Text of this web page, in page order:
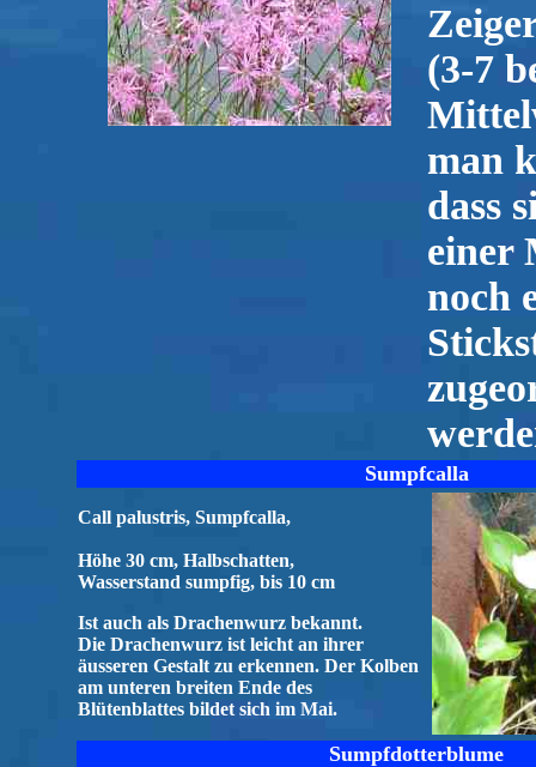
(3-7
man
dass
einer
noch
Sumpfcalla
Call palustris, Sumpfcalla,
Höhe 30 cm, Halbschatten,
Wasserstand sumpfig, bis 10 cm
Ist auch als Drachenwurz bekannt.
Die Drachenwurz ist leicht an ihrer
äusseren Gestalt zu erkennen. Der Kolben
am unteren breiten Ende des
Blütenblattes bildet sich im Mai.
Sumpfdotterblume